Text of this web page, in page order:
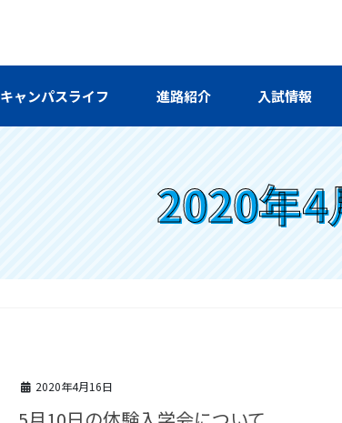
キャンパスライフ 進路紹介 入試情報
2020年4
2020年4月16日